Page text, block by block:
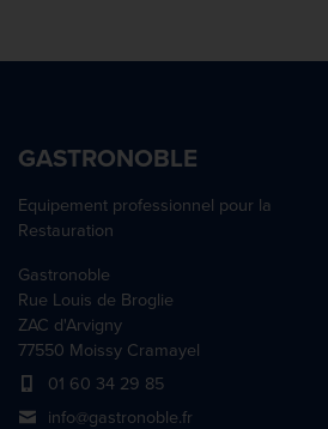
GASTRONOBLE
Equipement professionnel pour la
Restauration
Gastronoble
Rue Louis de Broglie
ZAC d'Arvigny
77550 Moissy Cramayel
01 60 34 29 85
info@gastronoble.fr